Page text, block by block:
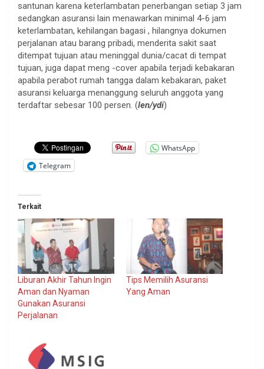
santunan karena keterlambatan penerbangan setiap 3 jam
sedangkan asuransi lain menawarkan minimal 4-6 jam
keterlambatan, kehilangan bagasi , hilangnya dokumen
perjalanan atau barang pribadi, menderita sakit saat
ditempat tujuan atau meninggal dunia/cacat di tempat
tujuan, juga dapat meng -cover apabila terjadi kebakaran
apabila perabot rumah tangga dalam kebakaran, paket
asuransi keluarga menanggung seluruh anggota yang
terdaftar sebesar 100 persen. (len/ydi)
WhatsApp
Telegram
Terkait
Liburan Akhir Tahun Ingin
Aman dan Nyaman
Gunakan Asuransi
Perjalanan
Tips Memilih Asuransi
Yang Aman